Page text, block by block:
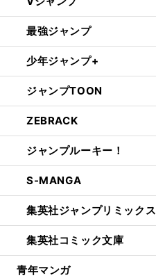
最強ジャンプ
少年ジャンプ+
ジャンプTOON
ZEBRACK
ジャンプルーキー！
S-MANGA
集英社ジャンプリミックス
集英社コミック文庫
青年マンガ